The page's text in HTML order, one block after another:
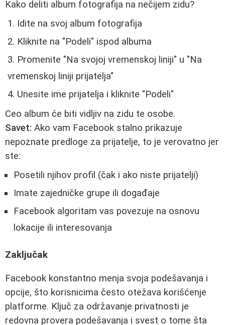
Kako deliti album fotografija na nečijem zidu?
Idite na svoj album fotografija
Kliknite na "Podeli" ispod albuma
Promenite "Na svojoj vremenskoj liniji" u "Na
vremenskoj liniji prijatelja"
Unesite ime prijatelja i kliknite "Podeli"
Ceo album će biti vidljiv na zidu te osobe.
Savet: Ako vam Facebook stalno prikazuje
nepoznate predloge za prijatelje, to je verovatno jer
ste:
Posetili njihov profil (čak i ako niste prijatelji)
Imate zajedničke grupe ili događaje
Facebook algoritam vas povezuje na osnovu
lokacije ili interesovanja
Zaključak
Facebook konstantno menja svoja podešavanja i
opcije, što korisnicima često otežava korišćenje
platforme. Ključ za održavanje privatnosti je
redovna provera podešavanja i svest o tome šta